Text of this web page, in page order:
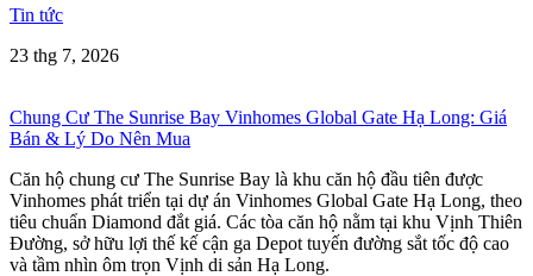
Tin tức
23 thg 7, 2026
Chung Cư The Sunrise Bay Vinhomes Global Gate Hạ Long: Giá
Bán & Lý Do Nên Mua
Căn hộ chung cư The Sunrise Bay là khu căn hộ đầu tiên được
Vinhomes phát triển tại dự án Vinhomes Global Gate Hạ Long, theo
tiêu chuẩn Diamond đắt giá. Các tòa căn hộ nằm tại khu Vịnh Thiên
Đường, sở hữu lợi thế kế cận ga Depot tuyến đường sắt tốc độ cao
và tầm nhìn ôm trọn Vịnh di sản Hạ Long.